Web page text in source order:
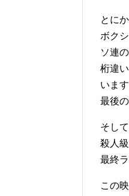
とに
ボク
ソ連
桁違
います
最後
そし
殺人
最終
この